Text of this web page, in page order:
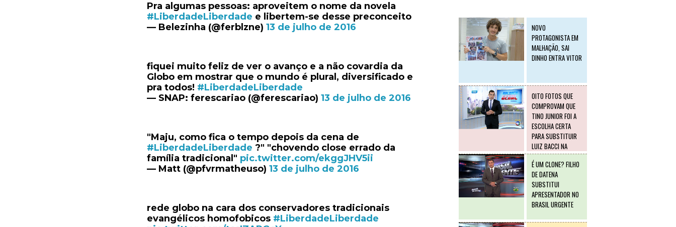
Pra algumas pessoas: aproveitem o nome da novela
#LiberdadeLiberdade e libertem-se desse preconceito
— Belezinha (@ferblzne) 13 de julho de 2016
fiquei muito feliz de ver o avanço e a não covardia da
Globo em mostrar que o mundo é plural, diversificado e
pra todos! #LiberdadeLiberdade
— SNAP: ferescariao (@ferescariao) 13 de julho de 2016
"Maju, como fica o tempo depois da cena de
#LiberdadeLiberdade ?" "chovendo close errado da
família tradicional" pic.twitter.com/ekggJHV5ii
— Matt (@pfvrmatheuso) 13 de julho de 2016
rede globo na cara dos conservadores tradicionais
evangélicos homofobicos #LiberdadeLiberdade
NOVO
PROTAGONISTA EM
MALHAÇÃO, SAI
DINHO ENTRA VITOR
OITO FOTOS QUE
COMPROVAM QUE
TINO JUNIOR FOI A
ESCOLHA CERTA
PARA SUBSTITUIR
LUIZ BACCI NA
RECORD
É UM CLONE? FILHO
DE DATENA
SUBSTITUI
APRESENTADOR NO
BRASIL URGENTE